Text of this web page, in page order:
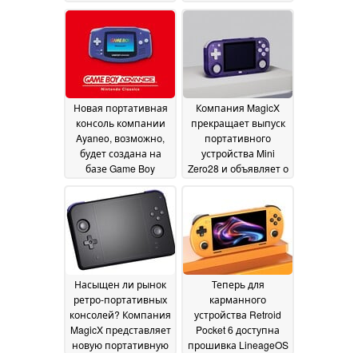
оперативной
памяти09 July 2026
техническими
характеристиками
July 2026
Новая портативная
консоль компании
Ayaneo, возможно,
будет создана на
базе Game Boy
Компания MagicX
прекращает выпуск
портативного
устройства Mini
Zero28 и объявляет о
преемника06 July 2026
Насыщен ли рынок
ретро-портативных
консолей? Компания
MagicX представляет
новую портативную
Теперь для
карманного
устройства Retroid
Pocket 6 доступна
прошивка LineageOS